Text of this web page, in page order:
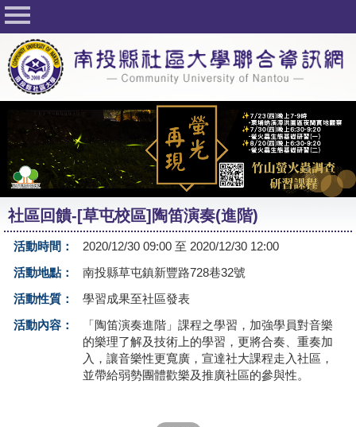
回首頁
關於社大
公佈欄
行事曆
最新活動
活動花絮
課程一覽表
志工與社團
友站連結
社區回饋-[草屯校區]陶笛演奏(進階)
活動時間：
2020/12/30 09:00 至 2020/12/30 12:00
活動地點：
南投縣草屯鎮新豐路728巷32號
活動性質：
學習成果至社區發表
活動內容：
「陶笛演奏進階」課程之學習，加強學員對音樂
的樂理了解及技術上的學習，更將合奏、重奏加
入，讓音樂性更寬廣，宣達社大課程走入社區，
並帶給弱勢團體歡樂及推廣社區的參與性。